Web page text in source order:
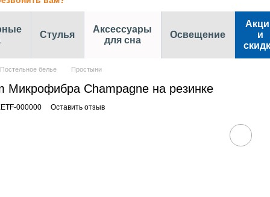
Стулья
Аксессуары
для сна
Освещение
и
Постельное белье Простыни
Микрофибра Champagne на резинке
000000 Оставить отзыв